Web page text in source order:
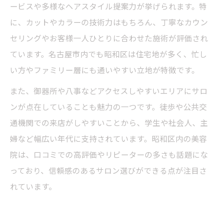
ービスや多様なヘアスタイル提案力が挙げられます。特
に、カットやカラーの技術力はもちろん、丁寧なカウン
セリングやお客様一人ひとりに合わせた施術が評価され
ています。名古屋市内でも昭和区は住宅地が多く、忙し
い方やファミリー層にも通いやすい立地が特徴です。
また、御器所や八事などアクセスしやすいエリアにサロ
ンが点在していることも魅力の一つです。徒歩や公共交
通機関での来店がしやすいことから、学生や社会人、主
婦など幅広い年代に支持されています。昭和区内の美容
院は、口コミでの高評価やリピーターの多さも話題にな
っており、信頼感のあるサロン選びができる点が注目さ
れています。